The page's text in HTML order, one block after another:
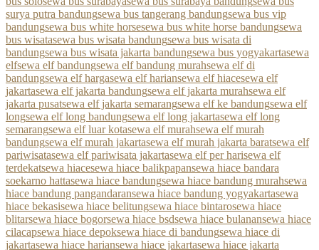
surya putra bandungsewa bus tangerang bandungsewa bus vip
bandungsewa bus white horsesewa bus white horse bandungsewa
bus wisatasewa bus wisata bandungsewa bus wisata di
bandungsewa bus wisata jakarta bandungsewa bus yogyakartasewa
elfsewa elf bandungsewa elf bandung murahsewa elf di
bandungsewa elf hargasewa elf hariansewa elf hiacesewa elf
jakartasewa elf jakarta bandungsewa elf jakarta murahsewa elf
jakarta pusatsewa elf jakarta semarangsewa elf ke bandungsewa elf
longsewa elf long bandungsewa elf long jakartasewa elf long
semarangsewa elf luar kotasewa elf murahsewa elf murah
bandungsewa elf murah jakartasewa elf murah jakarta baratsewa elf
pariwisatasewa elf pariwisata jakartasewa elf per harisewa elf
terdekatsewa hiacesewa hiace balikpapansewa hiace bandara
soekarno hattasewa hiace bandungsewa hiace bandung murahsewa
hiace bandung pangandaransewa hiace bandung yogyakartasewa
hiace bekasisewa hiace belitungsewa hiace bintarosewa hiace
blitarsewa hiace bogorsewa hiace bsdsewa hiace bulanansewa hiace
cilacapsewa hiace depoksewa hiace di bandungsewa hiace di
jakartasewa hiace hariansewa hiace jakartasewa hiace jakarta